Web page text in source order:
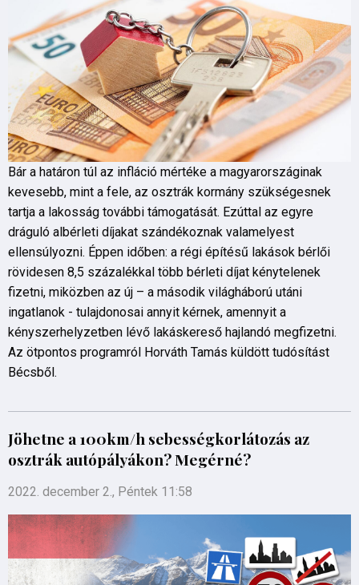
Bár a határon túl az infláció mértéke a magyarországinak
kevesebb, mint a fele, az osztrák kormány szükségesnek
tartja a lakosság további támogatását. Ezúttal az egyre
dráguló albérleti díjakat szándékoznak valamelyest
ellensúlyozni. Éppen időben: a régi építésű lakások bérlői
rövidesen 8,5 százalékkal több bérleti díjat kénytelenek
fizetni, miközben az új – a második világháború utáni
ingatlanok - tulajdonosai annyit kérnek, amennyit a
kényszerhelyzetben lévő lakáskereső hajlandó megfizetni.
Az ötpontos programról Horváth Tamás küldött tudósítást
Bécsből.
Jöhetne a 100km/h sebességkorlátozás az
osztrák autópályákon? Megérné?
2022. december 2., Péntek 11:58